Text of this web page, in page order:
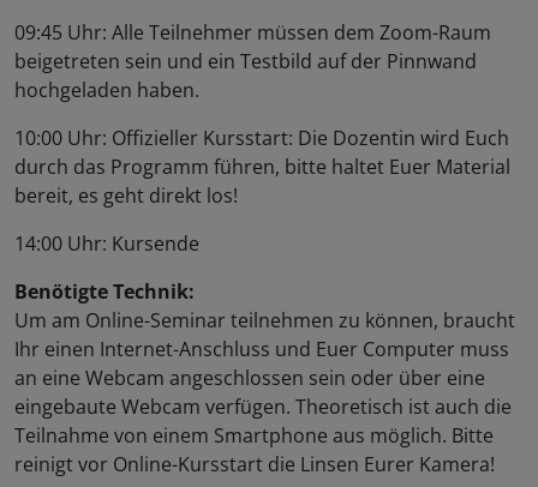
09:45 Uhr: Alle Teilnehmer müssen dem Zoom-Raum
beigetreten sein und ein Testbild auf der Pinnwand
hochgeladen haben.
10:00 Uhr: Offizieller Kursstart: Die Dozentin wird Euch
durch das Programm führen, bitte haltet Euer Material
bereit, es geht direkt los!
14:00 Uhr: Kursende
Benötigte Technik:
Um am Online-Seminar teilnehmen zu können, braucht
Ihr einen Internet-Anschluss und Euer Computer muss
an eine Webcam angeschlossen sein oder über eine
eingebaute Webcam verfügen. Theoretisch ist auch die
Teilnahme von einem Smartphone aus möglich. Bitte
reinigt vor Online-Kursstart die Linsen Eurer Kamera!